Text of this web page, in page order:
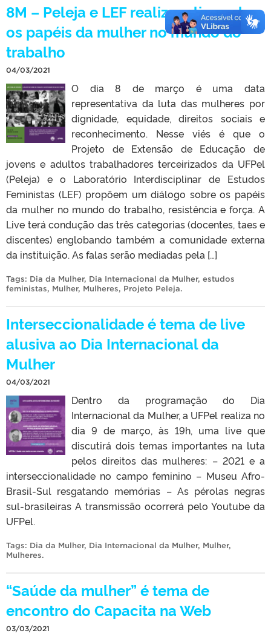
8M – Peleja e LEF realizam live sobre
os papéis da mulher no mundo do
trabalho
04/03/2021
O dia 8 de março é uma data
representativa da luta das mulheres por
dignidade, equidade, direitos sociais e
reconhecimento. Nesse viés é que o
Projeto de Extensão de Educação de
jovens e adultos trabalhadores terceirizados da UFPel
(Peleja) e o Laboratório Interdisciplinar de Estudos
Feministas (LEF) propõem um diálogo sobre os papéis
da mulher no mundo do trabalho, resistência e força. A
Live terá condução das três categorias (docentes, taes e
discentes) englobando também a comunidade externa
da instituição. As falas serão mediadas pela […]
Tags: Dia da Mulher, Dia Internacional da Mulher, estudos
feministas, Mulher, Mulheres, Projeto Peleja.
Interseccionalidade é tema de live
alusiva ao Dia Internacional da
Mulher
04/03/2021
Dentro da programação do Dia
Internacional da Mulher, a UFPel realiza no
dia 9 de março, às 19h, uma live que
discutirá dois temas importantes na luta
pelos direitos das mulheres: – 2021 e a
interseccionalidade no campo feminino – Museu Afro-
Brasil-Sul resgatando memórias – As pérolas negras
sul-brasileiras A transmissão ocorrerá pelo Youtube da
UFPel.
Tags: Dia da Mulher, Dia Internacional da Mulher, Mulher,
Mulheres.
“Saúde da mulher” é tema de
encontro do Capacita na Web
03/03/2021